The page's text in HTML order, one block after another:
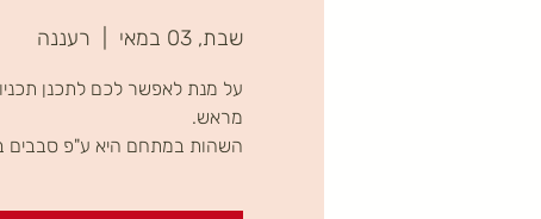
שבת, 03 במאי רעננה
על מנת לאפשר לכם לתכנן
השהות במתחם היא ע"פ סבבים